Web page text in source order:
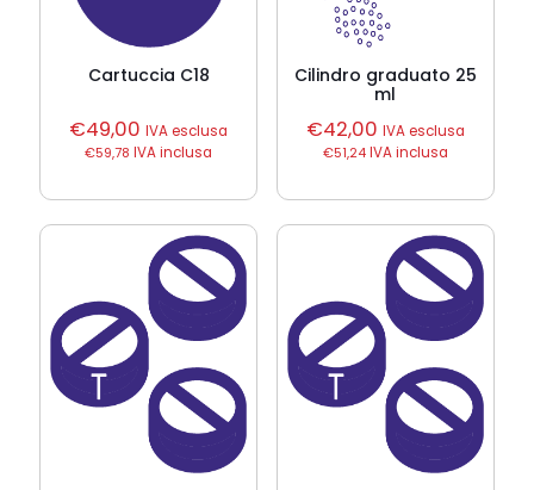
Cartuccia C18
€49,00 IVA esclusa
€59,78 IVA inclusa
Cilindro graduato 25
ml
€42,00 IVA esclusa
€51,24IVA inclusa